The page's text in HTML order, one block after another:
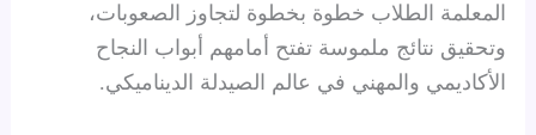
المعلمة الطلاب خطوة بخطوة لتجاوز الصعوبات،
وتحقيق نتائج ملموسة تفتح أمامهم أبواب النجاح
الأكاديمي والمهني في عالم الصيدلة الديناميكي.